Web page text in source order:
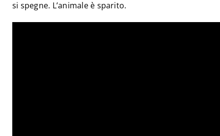
si spegne. L’animale è sparito.